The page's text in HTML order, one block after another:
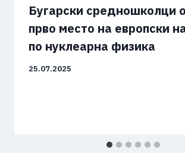
Бугарски средношколци
прво место на европски
по нуклеарна физика
25.07.2025